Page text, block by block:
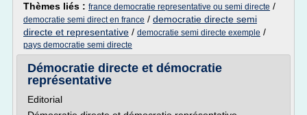
Thèmes liés : france democratie representative ou semi directe /
democratie semi direct en france / democratie directe semi
directe et representative / democratie semi directe exemple /
pays democratie semi directe
Démocratie directe et démocratie
représentative
Editorial